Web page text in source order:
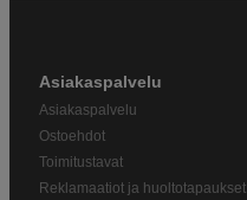
Asiakaspalvelu
Asiakaspalvelu
Ostoehdot
Toimitustavat
Reklamaatiot ja huoltotapaukset